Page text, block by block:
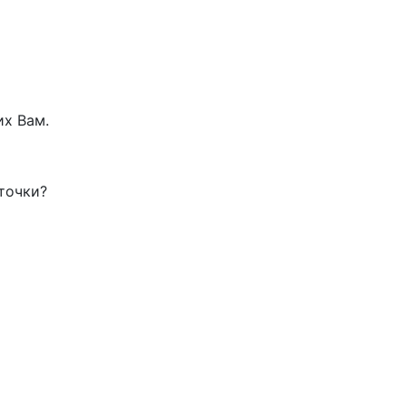
Вам.